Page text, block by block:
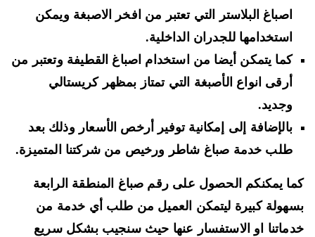
اصباغ البلاستر التي تعتبر من افخر الاصبغة ويمكن
استخدامها للجدران الداخلية.
كما يتمكن أيضا من استخدام اصباغ القطيفة وتعتبر من
أرقى انواع الأصبغة التي تمتاز بمظهر كريستالي
وجديد.
بالإضافة إلى إمكانية توفير أرخص الأسعار وذلك بعد
طلب خدمة صباغ شاطر ورخيص من شركتنا المتميزة.
يمكنكم الحصول على رقم صباغ المنطقة الرابعة
كبيرة ليتمكن العميل من طلب أي خدمة من
او الاستفسار عنها حيث سنجيب بشكل سريع